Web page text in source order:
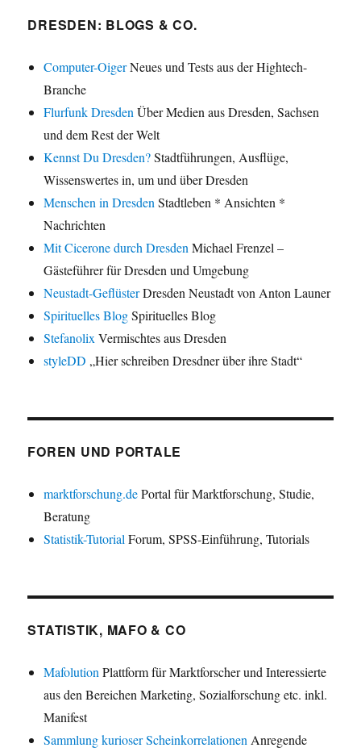
DRESDEN: BLOGS & CO.
Computer-OigerNeues und Tests aus der Hightech-
Branche
Flurfunk Dresden Über Medien aus Dresden, Sachsen
und dem Rest der Welt
Kennst Du Dresden?Stadtführungen, Ausflüge,
Wissenswertes in, um und über Dresden
Menschen in Dresden Stadtleben * Ansichten *
Nachrichten
Mit Cicerone durch Dresden Michael Frenzel –
Gästeführer für Dresden und Umgebung
Neustadt-GeflüsterDresden Neustadt von Anton Launer
Spirituelles BlogSpirituelles Blog
Stefanolix Vermischtes aus Dresden
styleDD „Hier schreiben Dresdner über ihre Stadt“
FOREN UND PORTALE
marktforschung.dePortal für Marktforschung, Studie,
Beratung
Statistik-Tutorial Forum, SPSS-Einführung, Tutorials
STATISTIK, MAFO & CO
Mafolution Plattform für Marktforscher und Interessierte
aus den Bereichen Marketing, Sozialforschung etc. inkl.
Manifest
Sammlung kurioser Scheinkorrelationen Anregende